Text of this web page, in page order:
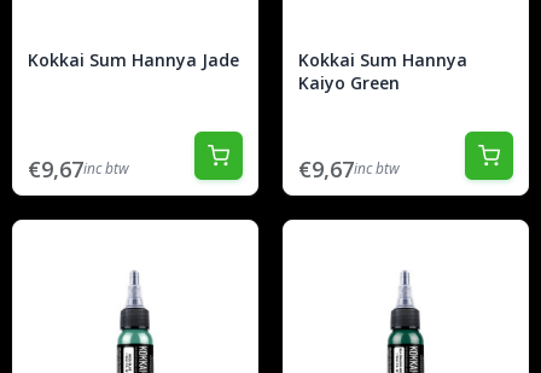
Kokkai Sum Hannya Jade
€9,67inc btw
Kokkai Sum Hannya
Kaiyo Green
€9,67inc btw